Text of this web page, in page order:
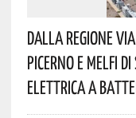
Dalla Regione
Picerno E Melfi
Elettrica A